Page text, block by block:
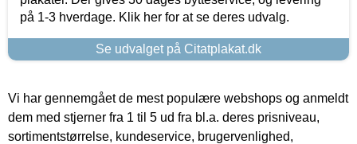
på 1-3 hverdage. Klik her for at se deres udvalg.
Se udvalget på Citatplakat.dk
Vi har gennemgået de mest populære webshops og anmeldt
dem med stjerner fra 1 til 5 ud fra bl.a. deres prisniveau,
sortimentstørrelse, kundeservice, brugervenlighed,